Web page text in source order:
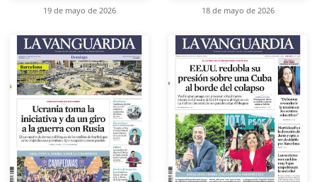
19 de mayo de 2026 18 de mayo de 2026